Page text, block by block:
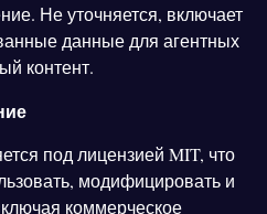
Не уточняется, включает
данные для агентных
контент.
под лицензией MIT, что
модифицировать и
коммерческое